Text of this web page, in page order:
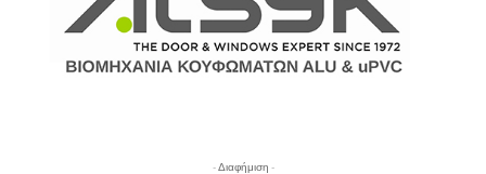
- Διαφήμιση -